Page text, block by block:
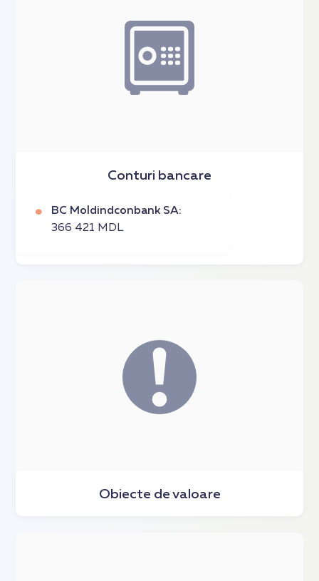
Conturi bancare
BC Moldindconbank SA:
366 421 MDL
Obiecte de valoare